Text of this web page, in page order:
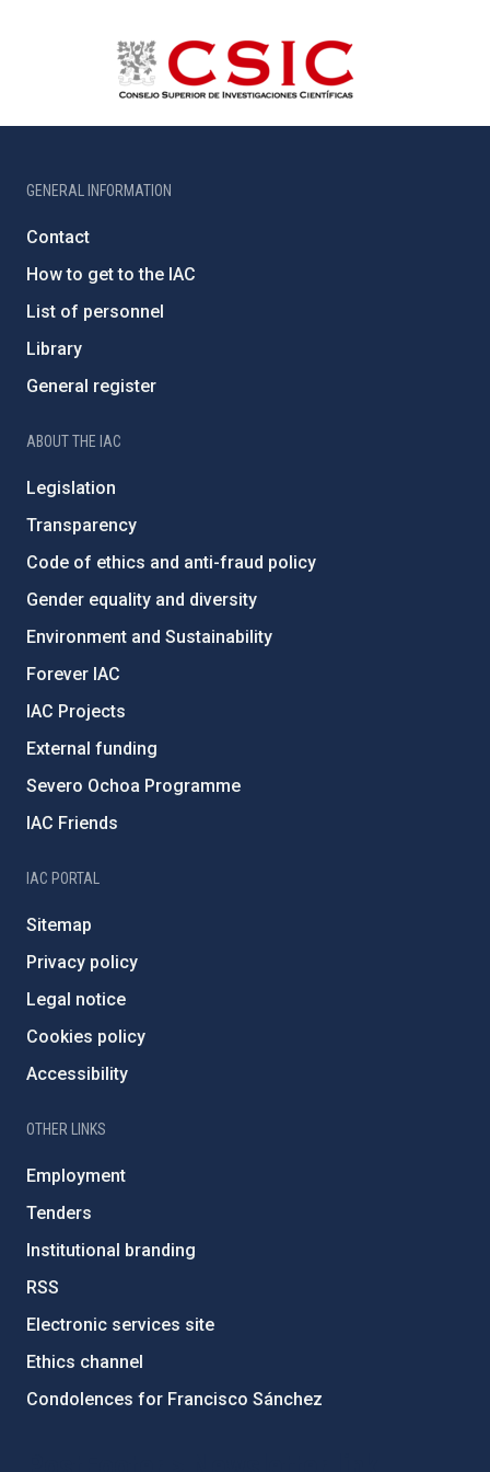
GENERAL INFORMATION
Contact
How to get to the IAC
List of personnel
Library
General register
ABOUT THE IAC
Legislation
Transparency
Code of ethics and anti-fraud policy
Gender equality and diversity
Environment and Sustainability
Forever IAC
IAC Projects
External funding
Severo Ochoa Programme
IAC Friends
IAC PORTAL
Sitemap
Privacy policy
Legal notice
Cookies policy
Accessibility
OTHER LINKS
Employment
Tenders
Institutional branding
RSS
Electronic services site
Ethics channel
Condolences for Francisco Sánchez